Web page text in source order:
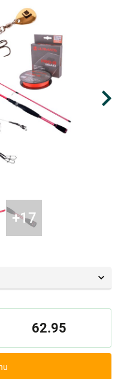
62.95